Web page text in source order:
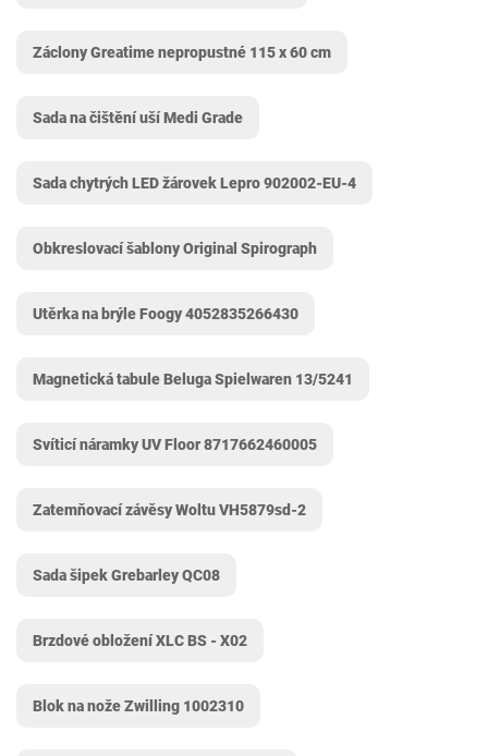
Záclony Greatime nepropustné 115 x 60 cm
Sada na čištění uší Medi Grade
Sada chytrých LED žárovek Lepro 902002-EU-4
Obkreslovací šablony Original Spirograph
Utěrka na brýle Foogy 4052835266430
Magnetická tabule Beluga Spielwaren 13/5241
Svíticí náramky UV Floor ‎8717662460005
Zatemňovací závěsy Woltu VH5879sd-2
Sada šipek Grebarley ‎QC08
Brzdové obložení XLC BS - X02
Blok na nože Zwilling 1002310